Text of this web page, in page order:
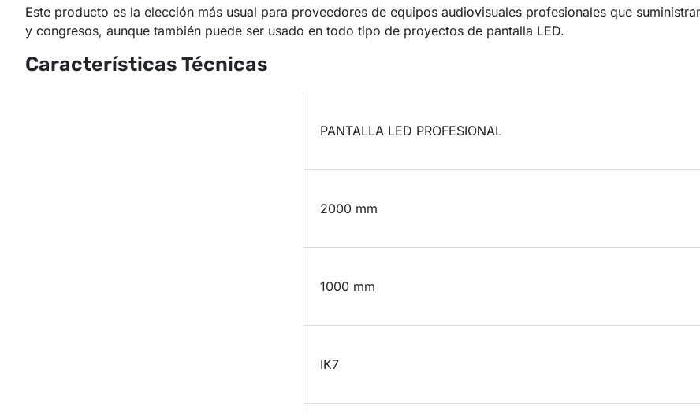
Este producto es la elección más usual para proveedores de equipos audiovisuales profesionales que
y congresos, aunque también puede ser usado en todo tipo de proyectos de pantalla LED.
Características Técnicas
PANTALLA LED PROFESIONAL
2000 mm
1000 mm
IK7